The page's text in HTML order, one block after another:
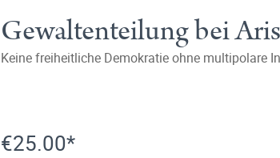
Gewaltenteilung bei
Keine freiheitliche Demokratie ohne multipolare
€25.00*